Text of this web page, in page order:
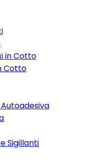
in Cotto
Cotto
Sigillanti